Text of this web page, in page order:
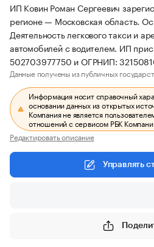
ИП Ковин Роман Сергеевич
регионе — Московская область.
Деятельность легкового такси и
автомобилей с водителем. ИП
502703977750 и ОГРНИП:
Данные получены из публичных
Информация носит справочный
основании данных из открытых
Компания не является
отношений с сервисом РБК
Редактировать описание
Управлять